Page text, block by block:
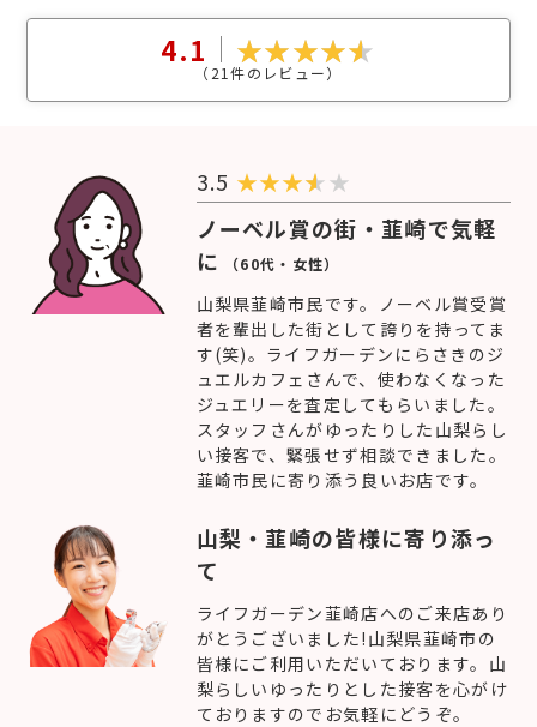
4.1
（ 21件のレビュー）
3.5 ★★★
★
ノーベル賞の街・韮崎で気軽
に
（60代・女性）
山梨県韮崎市民です。ノーベル賞受賞
者を輩出した街として誇りを持ってま
す(笑)。ライフガーデンにらさきのジ
ュエルカフェさんで、使わなくなった
ジュエリーを査定してもらいました。
スタッフさんがゆったりした山梨らし
い接客で、緊張せず相談できました。
韮崎市民に寄り添う良いお店です。
山梨・韮崎の皆様に寄り添っ
て
ライフガーデン韮崎店へのご来店あり
がとうございました!山梨県韮崎市の
皆様にご利用いただいております。山
梨らしいゆったりとした接客を心がけ
ておりますのでお気軽にどうぞ。